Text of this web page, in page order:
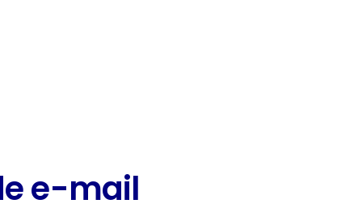
e-mail